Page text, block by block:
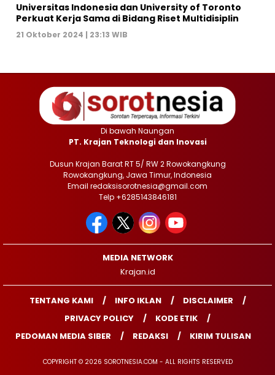
Universitas Indonesia dan University of Toronto
Perkuat Kerja Sama di Bidang Riset Multidisiplin
21 Oktober 2024 | 23:13 WIB
Di bawah Naungan
PT. Krajan Teknologi dan Inovasi
Dusun Krajan Barat RT 5/ RW 2 Rowokangkung
Rowokangkung, Jawa Timur, Indonesia
Email redaksisorotnesia@gmail.com
Telp +6285143846181
MEDIA NETWORK
Krajan.id
TENTANG KAMI INFO IKLAN
DISCLAIMER
PRIVACY POLICY
KODE ETIK
PEDOMAN MEDIA SIBER
REDAKSI KIRIM TULISAN
COPYRIGHT © 2026 SOROTNESIA.COM - ALL RIGHTS RESERVED